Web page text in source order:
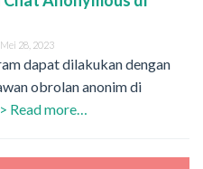
Mei 28, 2023
dapat dilakukan dengan
obrolan anonim di
> Read more…